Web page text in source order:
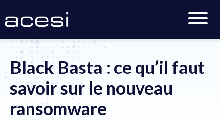
Accueil >Actualités
Black Basta : ce qu’il faut savoir
sur le nouveau ransomware
Black Basta : ce qu’il faut
savoir sur le nouveau
ransomware